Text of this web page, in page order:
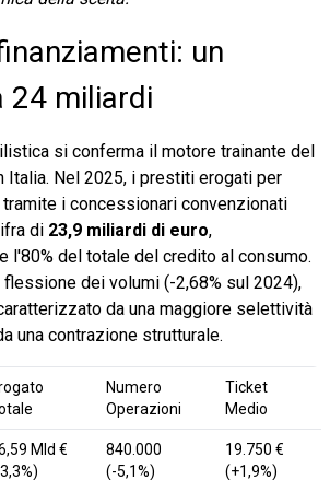
un
24 miliardi
si conferma il motore trainante del
Italia. Nel 2025, i prestiti erogati per
i concessionari convenzionati
di 23,9 miliardi di euro,
l'80% del totale del credito al consumo.
dei volumi (-2,68% sul 2024),
da una maggiore selettività
una contrazione strutturale.
Numero
Operazioni
Ticket
Medio
Mld €
840.000
(-5,1%)
19.750 €
(+1,9%)